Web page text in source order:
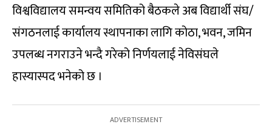
विश्वविद्यालय समन्वय समितिको बैठकले अब विद्यार्थी संघ/
संगठनलाई कार्यालय स्थापनाका लागि कोठा, भवन, जमिन
उपलब्ध नगराउने भन्दै गरेको निर्णयलाई नेविसंघले
हास्यास्पद भनेको छ ।